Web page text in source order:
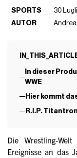
SPORTS
30
AUTOR
In dieser
WWE
Hier kommt
R.I.P.
Die Wrestling-
Ereignisse an das